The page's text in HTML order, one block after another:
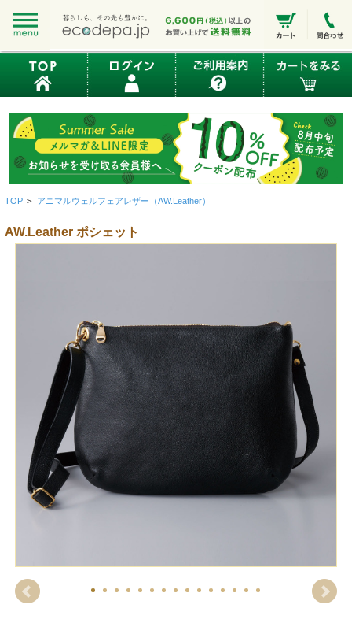
TOP > アニマルウェルフェアレザー（AW.Leather）
AW.Leather ポシェット